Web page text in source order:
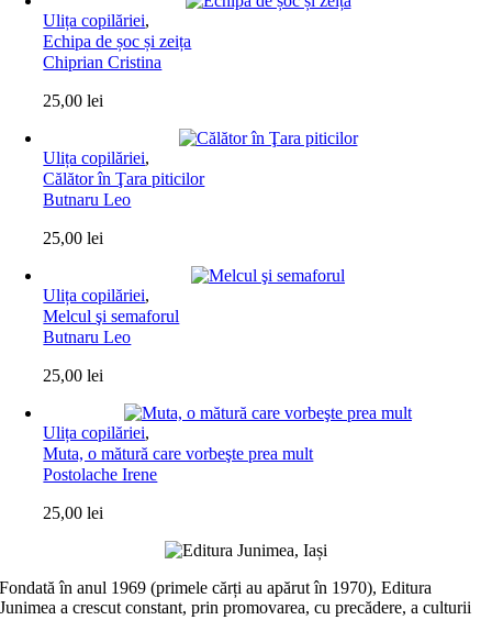
Ulița copilăriei,
Echipa de șoc și zeița
Chiprian Cristina
25,00lei
Ulița copilăriei,
Călător în Ţara piticilor
Butnaru Leo
25,00lei
Ulița copilăriei,
Melcul şi semaforul
Butnaru Leo
25,00lei
Ulița copilăriei,
Muta, o mătură care vorbeşte prea mult
Postolache Irene
25,00lei
Fondată în anul 1969 (primele cărți au apărut în 1970), Editura
Junimea a crescut constant, prin promovarea, cu precădere, a culturii